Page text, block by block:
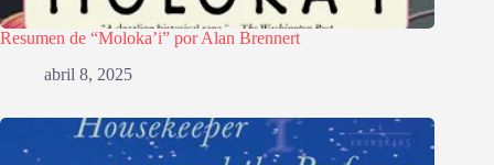
Resumen de “Moloka’i” por Alan Brennert
abril 8, 2025